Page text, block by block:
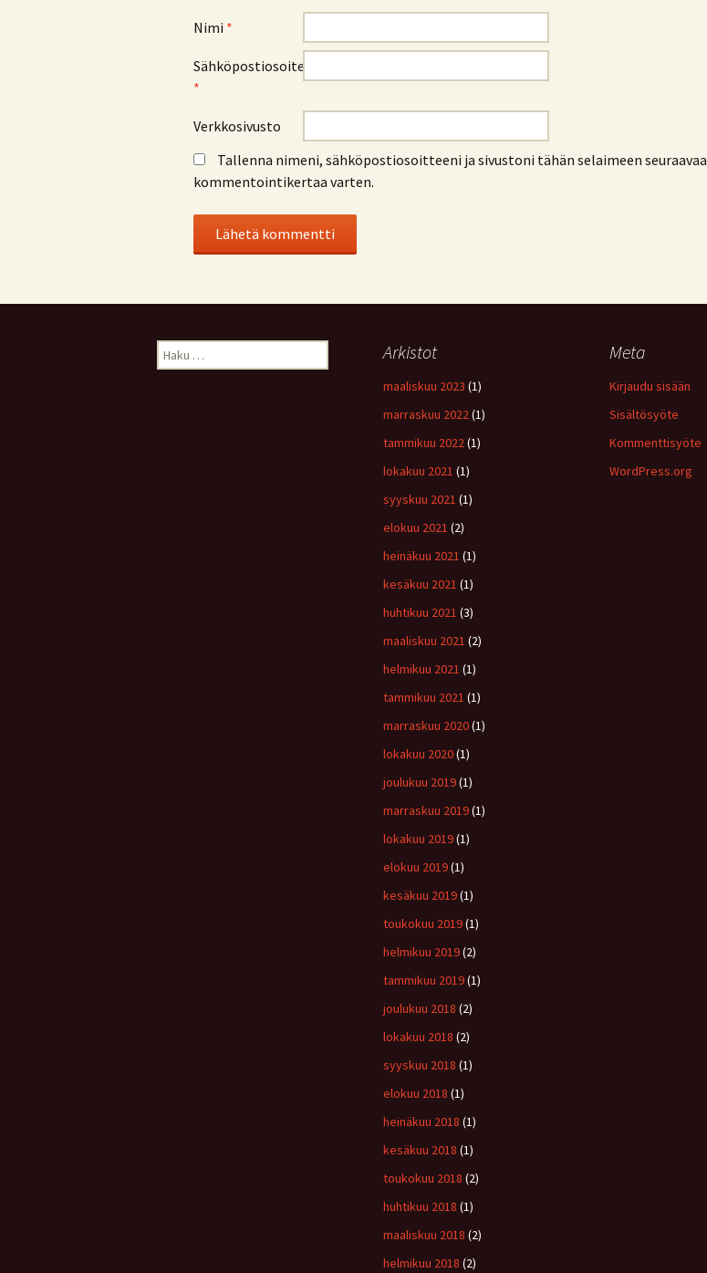
Nimi *
Sähköpostiosoite
*
Verkkosivusto
Tallenna nimeni, sähköpostiosoitteeni ja sivustoni tähän selaimeen seuraavaa
kommentointikertaa varten.
Haku: Arkistot
maaliskuu 2023 (1)
marraskuu 2022(1)
tammikuu 2022(1)
lokakuu 2021 (1)
syyskuu 2021 (1)
elokuu 2021 (2)
heinäkuu 2021 (1)
kesäkuu 2021 (1)
huhtikuu 2021 (3)
maaliskuu 2021 (2)
helmikuu 2021 (1)
tammikuu 2021 (1)
marraskuu 2020(1)
lokakuu 2020(1)
joulukuu 2019(1)
marraskuu 2019(1)
lokakuu 2019(1)
elokuu 2019(1)
kesäkuu 2019(1)
toukokuu 2019(1)
helmikuu 2019(2)
tammikuu 2019(1)
joulukuu 2018 (2)
lokakuu 2018 (2)
syyskuu 2018 (1)
elokuu 2018 (1)
heinäkuu 2018 (1)
kesäkuu 2018 (1)
toukokuu 2018 (2)
huhtikuu 2018 (1)
maaliskuu 2018 (2)
helmikuu 2018 (2)
Meta
Kirjaudu sisään
Sisältösyöte
Kommenttisyöte
WordPress.org